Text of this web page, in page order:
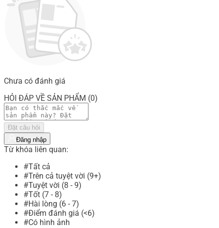
Chưa có đánh giá
HỎI ĐÁP VỀ SẢN PHẨM (0)
Đặt câu hỏi
Đăng nhập
Từ khóa liên quan:
#Tất cả
#Trên cả tuyệt vời (9+)
#Tuyệt vời (8 - 9)
#Tốt (7 - 8)
#Hài lòng (6 - 7)
#Điểm đánh giá (<6)
#Có hình ảnh